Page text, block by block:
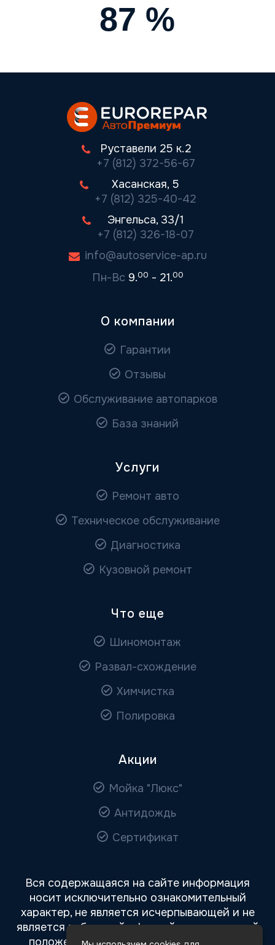
90 %
Руставели 25 к.2
+7 (812) 372-56-67
Хасанская, 5
+7 (812) 325-40-42
Энгельса, 33/1
+7 (812) 326-18-07
info@autoservice-ap.ru
Пн-Вс 9.00 - 21.00
О компании
Гарантии
Отзывы
Обслуживание автопарков
База знаний
Услуги
Ремонт авто
Техническое обслуживание
Диагностика
Кузовной ремонт
Что еще
Шиномонтаж
Развал-схождение
Химчистка
Полировка
Акции
Мойка "Люкс"
Антидождь
Сертификат
Вся содержащаяся на сайте информация
носит исключительно ознакомительный
характер, не является исчерпывающей и не
является публичной офертой, определяемой
положениями статьи 437 Гражданского